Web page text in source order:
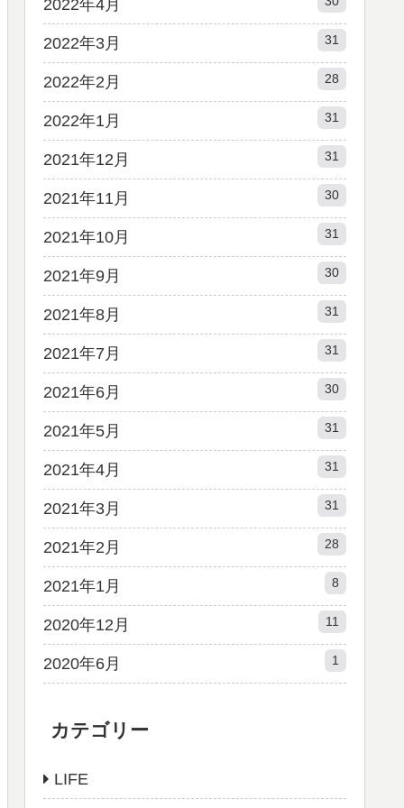
2022年4月
2022年3月 31
2022年2月 28
2022年1月 31
2021年12月 31
2021年11月 30
2021年10月 31
2021年9月 30
2021年8月 31
2021年7月 31
2021年6月 30
2021年5月 31
2021年4月 31
2021年3月 31
2021年2月 28
2021年1月 8
2020年12月 11
2020年6月 1
カテゴリー
LIFE